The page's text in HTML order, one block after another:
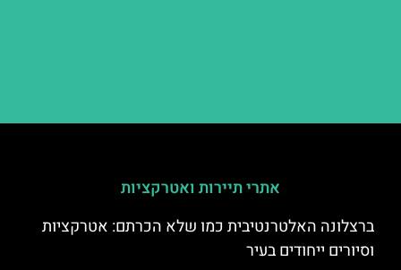
אתרי תיירות ואטרקציות
ברצלונה האלטרנטיבית כמו שלא הכרתם: אטרקציות
וסיורים ייחודים בעיר